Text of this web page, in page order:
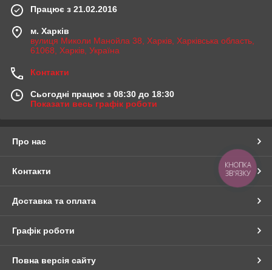
Працює з 21.02.2016
м. Харків
вулиця Миколи Манойла 38, Харків, Харківська область,
61068, Харків, Україна
Контакти
Сьогодні працює з 08:30 до 18:30
Показати весь графік роботи
Про нас
Контакти
Доставка та оплата
Графік роботи
Повна версія сайту
КНОПКА
ЗВ'ЯЗКУ